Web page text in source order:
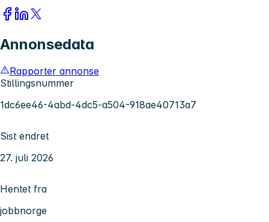
Annonsedata
Rapporter annonse
Stillingsnummer
1dc6ee46-4abd-4dc5-a504-918ae40713a7
Sist endret
27. juli 2026
Hentet fra
jobbnorge